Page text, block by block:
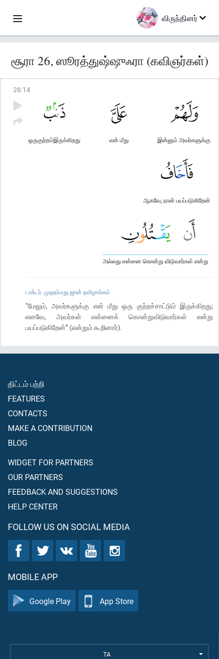
விருந்தினர்
சூரா 26, ஸூரத்துஷ்ஷுஃரா (கவிஞர்கள்)
26:14
இன்னும் அவர்களுக்கு
என் மீது
ஒருகுற்றம்இருக்கிறது
ஆகவே, நான் பயப்படுகிறேன்
அல்லது என்னை கொன்று விடுவார்கள் என்று
டாக்டர். முஹம்மது ஜான் தமிழாக்கம்
“மேலும், அவர்களுக்கு என் மீது ஒரு குற்றச்சாட்டும் இருக்கிறது;
எனவே, அவர்கள் என்னைக் கொன்றுவிடுவார்கள் என்று
பயப்படுகிறேன்” (என்றும் கூறினார்).
திட்டம் பற்றி
FEATURES
CONTACTS
MAKE A CONTRIBUTION
BLOG
WIDGET FOR PARTNERS
OUR PARTNERS
FEEDBACK AND SUGGESTIONS
HELP CENTER
FOLLOW US ON SOCIAL MEDIA
MOBILE APP
Google Play App Store
TA